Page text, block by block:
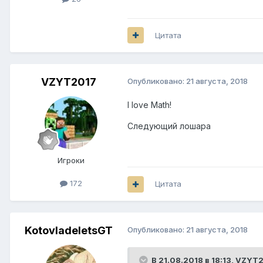
Цитата
VZYT2017
Игроки
172
Опубликовано: 21 августа, 2018
I love Math!
Следующий лошара
Цитата
KotovladeletsGT Опубликовано: 21 августа, 2018
В 21.08.2018 в 18:13,